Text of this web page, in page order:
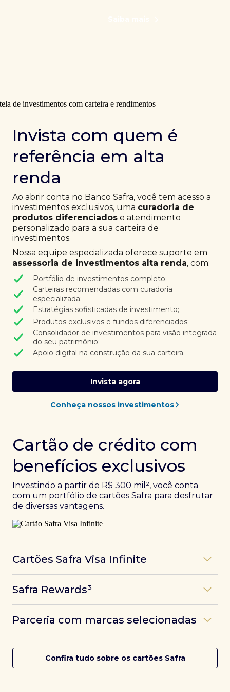
Invista com quem é
referência em alta
renda
Ao abrir conta no Banco Safra, você tem acesso a
investimentos exclusivos, uma curadoria de
produtos diferenciados e atendimento
personalizado para a sua carteira de
investimentos.
Nossa equipe especializada oferece suporte em
assessoria de investimentos alta renda, com:
Portfólio de investimentos completo;
Carteiras recomendadas com curadoria
especializada;
Estratégias sofisticadas de investimento;
Produtos exclusivos e fundos diferenciados;
Consolidador de investimentos para visão integrada
do seu patrimônio;
Apoio digital na construção da sua carteira.
Invista agora
Conheça nossos investimentos
Cartão de crédito com
benefícios exclusivos
Investindo a partir de R$ 300 mil², você conta
com um portfólio de cartões Safra para desfrutar
de diversas vantagens.
Cartões Safra Visa Infinite
experiências refinadas a benefícios únicos, como
converte seus investimentos em limite no cartão e
conta com acesso a mais de 1.400 salas VIP Dragon
Pass ao redor do mundo.
Safra Rewards³
das melhores pontuações do mercado.
Parceria com marcas selecionadas
cartões Safra.
Confira tudo sobre os cartões Safra